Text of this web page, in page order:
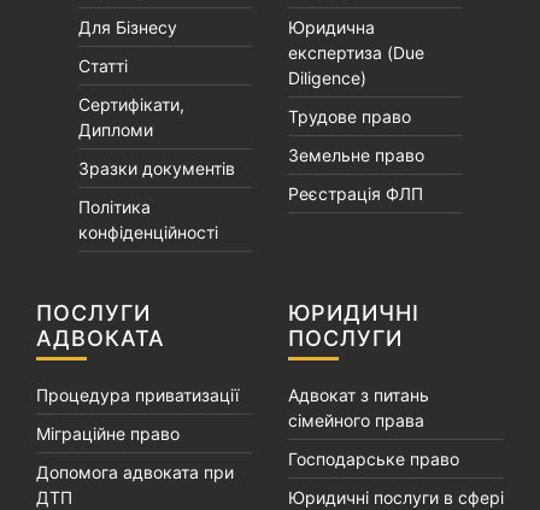
Для Бізнесу
Статті
Сертифікати,
Дипломи
Зразки документів
Політика
конфіденційності
Юридична
експертиза (Due
Diligence)
Трудове право
Земельне право
Реєстрація ФЛП
ПОСЛУГИ
АДВОКАТА
Процедура приватизації
Міграційне право
Допомога адвоката при
ДТП
ЮРИДИЧНІ
ПОСЛУГИ
Адвокат з питань
сімейного права
Господарське право
Юридичні послуги в сфері